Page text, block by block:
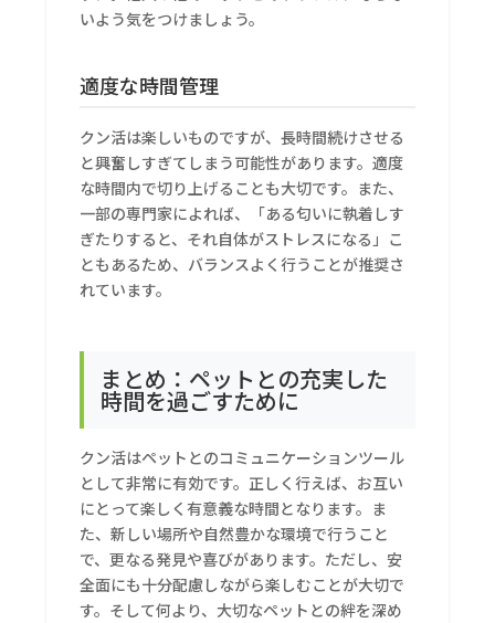
いよう気をつけましょう。
適度な時間管理
クン活は楽しいものですが、長時間続けさせる
と興奮しすぎてしまう可能性があります。適度
な時間内で切り上げることも大切です。また、
一部の専門家によれば、「ある匂いに執着しす
ぎたりすると、それ自体がストレスになる」こ
ともあるため、バランスよく行うことが推奨さ
れています。
まとめ：ペットとの充実した
時間を過ごすために
クン活はペットとのコミュニケーションツール
として非常に有効です。正しく行えば、お互い
にとって楽しく有意義な時間となります。ま
た、新しい場所や自然豊かな環境で行うこと
で、更なる発見や喜びがあります。ただし、安
全面にも十分配慮しながら楽しむことが大切で
す。そして何より、大切なペットとの絆を深め